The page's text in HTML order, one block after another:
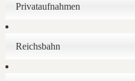
Privataufnahmen
Reichsbahn